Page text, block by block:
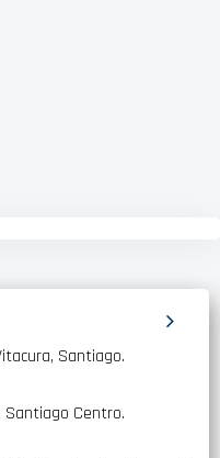
Santiago.
Santiago Centro.